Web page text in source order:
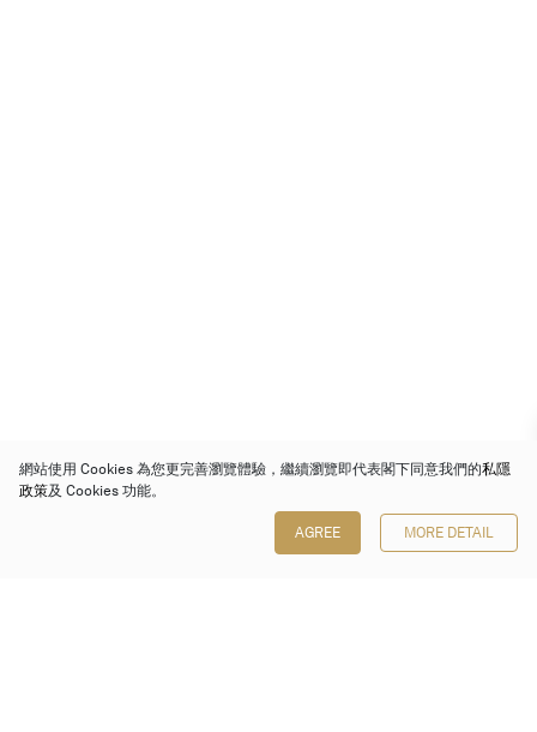
網站使用 Cookies 為您更完善瀏覽體驗，繼續瀏覽即代表閣下同意我們的私隱
政策及 Cookies 功能。
AGREE MORE DETAIL